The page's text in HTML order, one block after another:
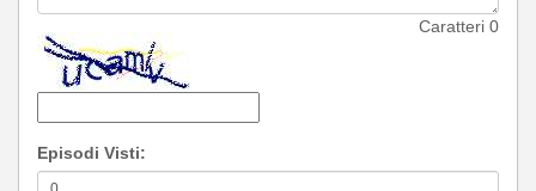
Caratteri 0
Episodi Visti: